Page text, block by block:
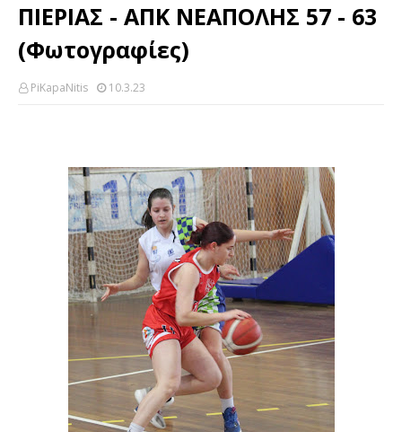
ΠΙΕΡΙΑΣ - ΑΠΚ ΝΕΑΠΟΛΗΣ 57 - 63
(Φωτογραφίες)
PiKapaNitis 10.3.23